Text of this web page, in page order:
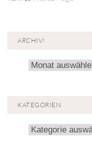
ARCHIV!
Archiv!
KATEGORIEN
Kategorien